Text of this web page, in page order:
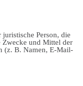
Person, die
Zwecke und Mittel der
(z. B. Namen, E-Mail-